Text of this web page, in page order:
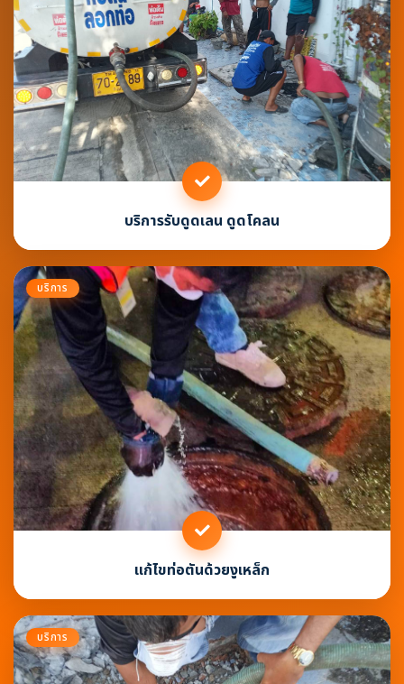
บริการรับดูดเลน ดูดโคลน
บริการ
แก้ไขท่อตันด้วยงูเหล็ก
บริการ